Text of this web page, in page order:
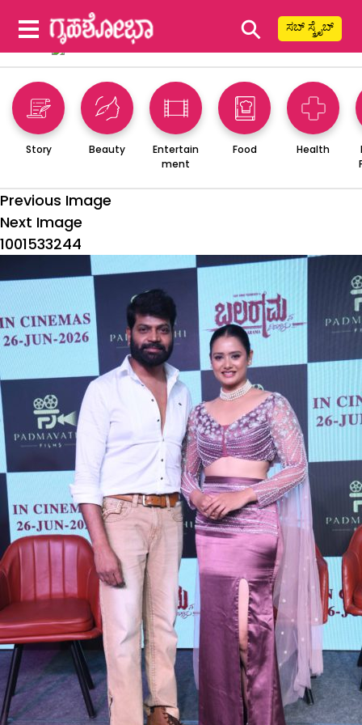
⚲ ಸಬ್ ಸ್ಕ್ರೈಬ್
Story Beauty
Entertain
ment
Food Health
Previous Image
Next Image
1001533244